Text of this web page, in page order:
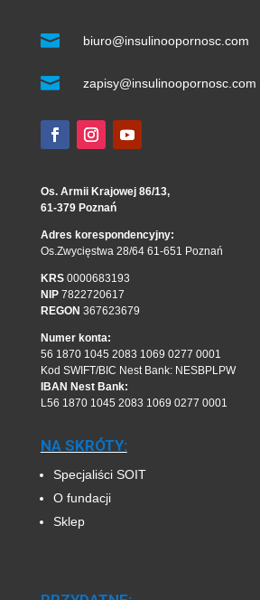
 biuro@insulinoopornosc.com
 zapisy@insulinoopornosc.com
Os. Armii Krajowej 86/13,
61-379 Poznań
Adres korespondencyjny:
Os.Zwycięstwa 28/64 61-651 Poznań
KRS0000683193
NIP7822720617
REGON 367623679
Numer konta:
56 1870 1045 2083 1069 0277 0001
Kod SWIFT/BIC Nest Bank: NESBPLPW
IBAN Nest Bank:
L56 1870 1045 2083 1069 0277 0001
NA SKRÓTY:
Specjaliści SOIT
O fundacji
Sklep